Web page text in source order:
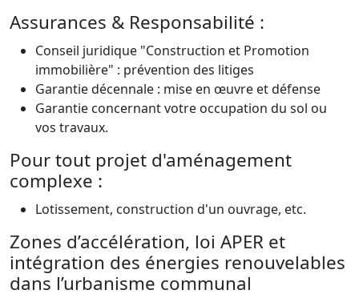
Assurances & Responsabilité :
Conseil juridique "Construction et Promotion
immobilière" : prévention des litiges
Garantie décennale : mise en œuvre et défense
Garantie concernant votre occupation du sol ou
vos travaux.
Pour tout projet d'aménagement
complexe :
Lotissement, construction d'un ouvrage, etc.
Zones d’accélération, loi APER et
intégration des énergies renouvelables
dans l’urbanisme communal